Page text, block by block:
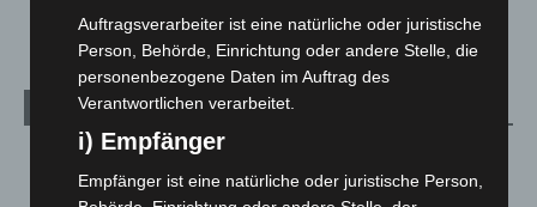
Archiv
August 2026 (11)
Juli 2026(73)
Auftragsverarbeiter ist eine natürliche oder juristische
Person, Behörde, Einrichtung oder andere Stelle, die
personenbezogene Daten im Auftrag des
Verantwortlichen verarbeitet.
i) Empfänger
Empfänger ist eine natürliche oder juristische Person,